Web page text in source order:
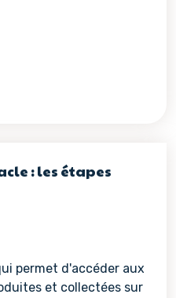
: les étapes
permet d'accéder aux
et collectées sur